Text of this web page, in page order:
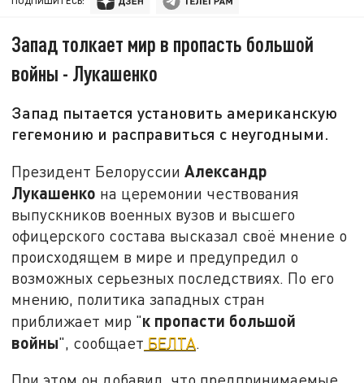
Запад толкает мир в пропасть большой
войны - Лукашенко
Запад пытается установить американскую
гегемонию и расправиться с неугодными.
Президент БелоруссииАлександр
Лукашенко на церемонии чествования
выпускников военных вузов и высшего
офицерского состава высказал своё мнение о
происходящем в мире и предупредил о
возможных серьезных последствиях. По его
мнению, политика западных стран
приближает мир "к пропасти большой
войны", сообщает БЕЛТА.